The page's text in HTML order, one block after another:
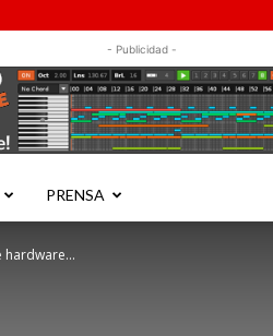
- Publicidad -
PRENSA
hardware...